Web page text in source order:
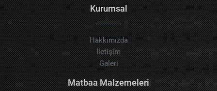
Kurumsal
Hakkımızda
İletişim
Galeri
Matbaa Malzemeleri